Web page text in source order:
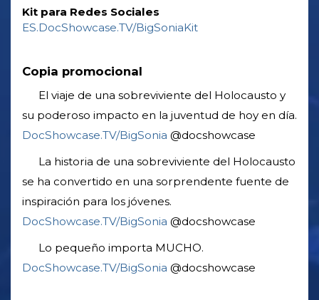
Kit para Redes Sociales
ES.DocShowcase.TV/BigSoniaKit
Copia promocional
El viaje de una sobreviviente del Holocausto y
su poderoso impacto en la juventud de hoy en día.
DocShowcase.TV/BigSonia @docshowcase
La historia de una sobreviviente del Holocausto
se ha convertido en una sorprendente fuente de
inspiración para los jóvenes.
DocShowcase.TV/BigSonia @docshowcase
Lo pequeño importa MUCHO.
DocShowcase.TV/BigSonia @docshowcase